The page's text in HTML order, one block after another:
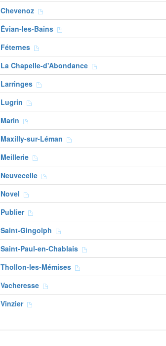
Chevenoz
Évian-les-Bains
Féternes
La Chapelle-d'Abondance
Larringes
Lugrin
Marin
Maxilly-sur-Léman
Meillerie
Neuvecelle
Novel
Publier
Saint-Gingolph
Saint-Paul-en-Chablais
Thollon-les-Mémises
Vacheresse
Vinzier